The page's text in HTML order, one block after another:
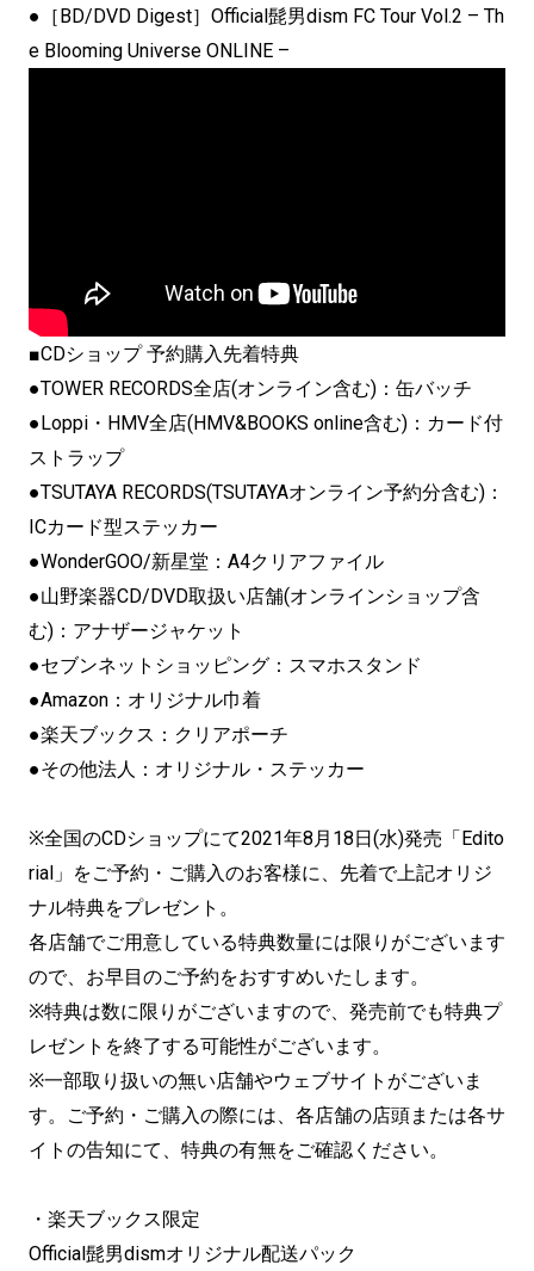
●［BD/DVD Digest］Official髭男dism FC Tour Vol.2 – Th
e Blooming Universe ONLINE –
■CDショップ 予約購入先着特典
●TOWER RECORDS全店(オンライン含む)：缶バッチ
●Loppi・HMV全店(HMV&BOOKS online含む)：カード付
ストラップ
●TSUTAYA RECORDS(TSUTAYAオンライン予約分含む)：
ICカード型ステッカー
●WonderGOO/新星堂：A4クリアファイル
●山野楽器CD/DVD取扱い店舗(オンラインショップ含
む)：アナザージャケット
●セブンネットショッピング：スマホスタンド
●Amazon：オリジナル巾着
●楽天ブックス：クリアポーチ
●その他法人：オリジナル・ステッカー
※全国のCDショップにて2021年8月18日(水)発売「Edito
rial」をご予約・ご購入のお客様に、先着で上記オリジ
ナル特典をプレゼント。
各店舗でご用意している特典数量には限りがございます
ので、お早目のご予約をおすすめいたします。
※特典は数に限りがございますので、発売前でも特典プ
レゼントを終了する可能性がございます。
※一部取り扱いの無い店舗やウェブサイトがございま
す。ご予約・ご購入の際には、各店舗の店頭または各サ
イトの告知にて、特典の有無をご確認ください。
・楽天ブックス限定
Official髭男dismオリジナル配送パック